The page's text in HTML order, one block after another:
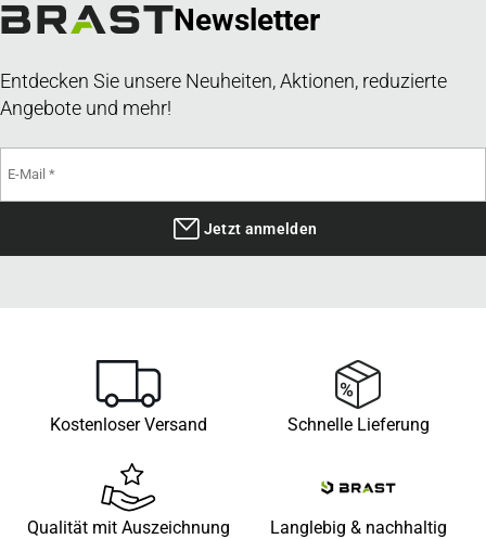
Newsletter
Entdecken Sie unsere Neuheiten, Aktionen, reduzierte
Angebote und mehr!
Jetzt anmelden
Kostenloser Versand Schnelle Lieferung
Qualität mit Auszeichnung Langlebig & nachhaltig